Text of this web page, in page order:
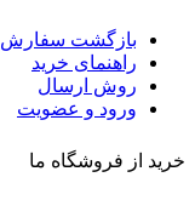
بازگشت سفارش
راهنمای خرید
روش ارسال
ورود و عضویت
خرید از فروشگاه ما